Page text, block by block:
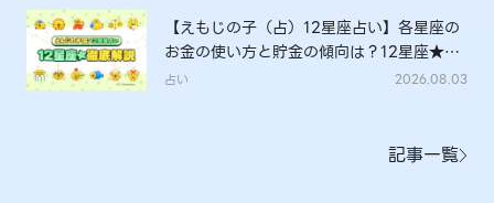
【えもじの子（占）12星座占い】各星座の
お金の使い方と貯金の傾向は？12星座★徹
底解説
占い 2026.08.03
記事一覧